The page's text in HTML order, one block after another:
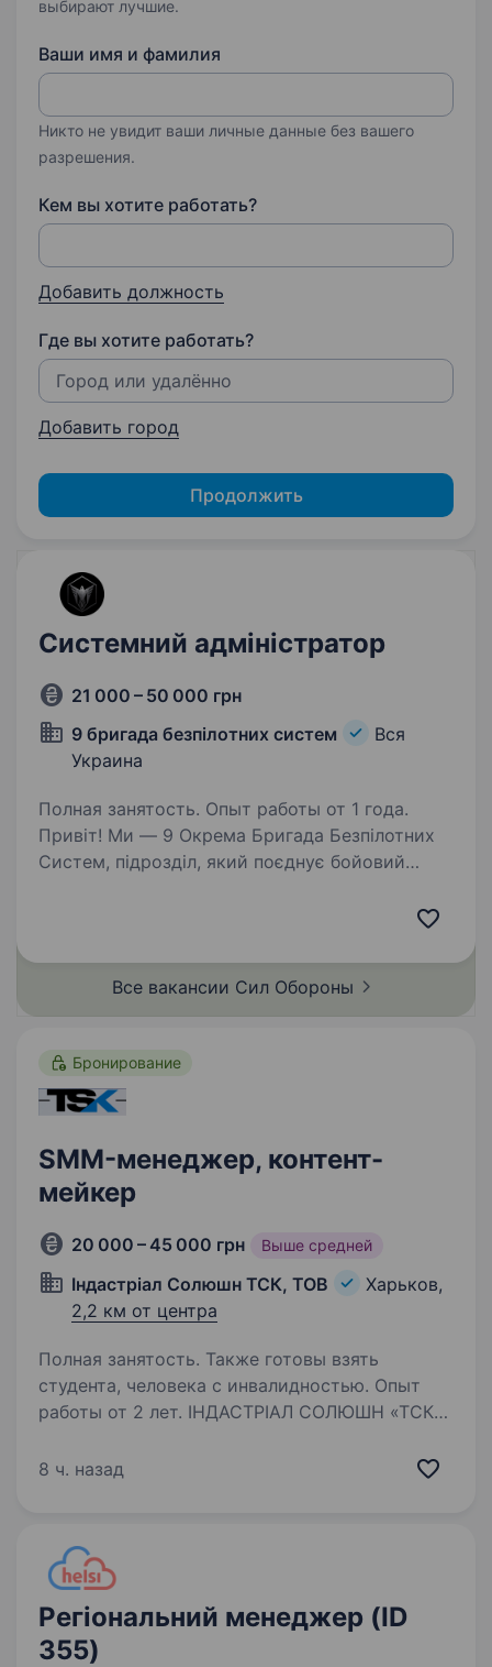
выбирают лучшие.
Ваши имя и фамилия
Никто не увидит ваши личные данные без вашего
разрешения.
Кем вы хотите работать?
Добавить должность
Где вы хотите работать?
Добавить город
Продолжить
Системний адміністратор
21 000 – 50 000 грн
9 бригада безпілотних систем
Вся
Украина
Полная занятость. Опыт работы от 1 года.
Привіт! Ми — 9 Окрема Бригада Безпілотних
Систем, підрозділ, який поєднує бойовий
використовуючи…
Все вакансии Сил Обороны
Бронирование
SMM-менеджер, контент-
мейкер
20 000 – 45 000 грн Выше средней
Індастріал Солюшн ТСК, ТОВ
Харьков,
2,2 км от центра
Полная занятость. Также готовы взять
студента, человека с инвалидностью. Опыт
работы от 2 лет. ІНДАСТРІАЛ СОЛЮШН «ТСК»
промислового обладнання для підприємств
обслуговуванні компресорної техніки,…
8 ч. назад
Регіональний менеджер (ID
355)